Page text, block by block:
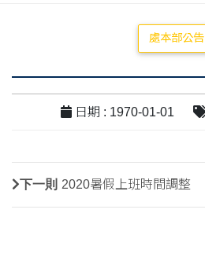
處本部公告
日期 : 1970-01-01
下一則 2020暑假上班時間調整